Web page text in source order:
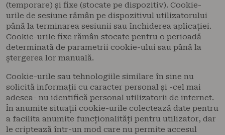
(temporare) și fixe (stocate pe dispozitiv). Cookie-
urile de sesiune rămân pe dispozitivul utilizatorului
până la terminarea sesiunii sau închiderea aplicației.
Cookie-urile fixe rămân stocate pentru o perioadă
determinată de parametrii cookie-ului sau până la
ștergerea lor manuală.
Cookie-urile sau tehnologiile similare în sine nu
solicită informații cu caracter personal și -cel mai
adesea- nu identifică personal utilizatorii de internet.
În anumite situații cookie-urile colectează date pentru
a facilita anumite funcționalități pentru utilizator, dar
le criptează într-un mod care nu permite accesul